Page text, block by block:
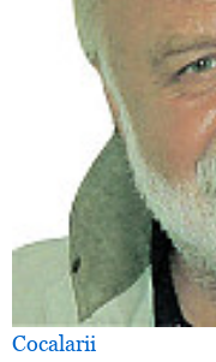
Cocalarii